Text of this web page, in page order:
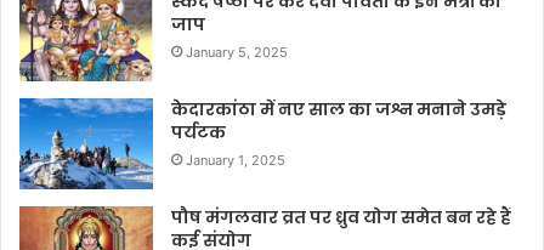
जाप
January 5, 2025
केदारकांठा में नए साल का जश्न मनाने उमड़े
पर्यटक
January 1, 2025
पौष मंगलवार व्रत पर ध्रुव योग समेत बन रहे हैं
कई संयोग